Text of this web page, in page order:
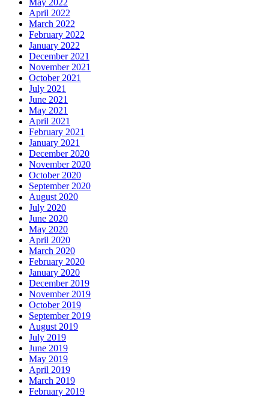
May 2022
April 2022
March 2022
February 2022
January 2022
December 2021
November 2021
October 2021
July 2021
June 2021
May 2021
April 2021
February 2021
January 2021
December 2020
November 2020
October 2020
September 2020
August 2020
July 2020
June 2020
May 2020
April 2020
March 2020
February 2020
January 2020
December 2019
November 2019
October 2019
September 2019
August 2019
July 2019
June 2019
May 2019
April 2019
March 2019
February 2019